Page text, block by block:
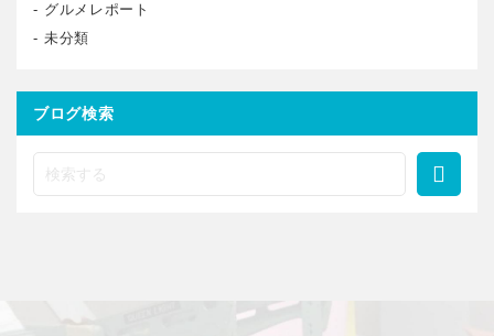
グルメレポート
未分類
ブログ検索